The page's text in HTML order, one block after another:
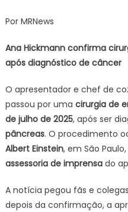
Hickmann
cirurgia
às
em
Edu
Guedes
após
diagnóstico
de
câncer
Por MRNews
Ana Hickmann confirma
após diagnóstico de câncer
O apresentador e chef de
passou por uma cirurgia de
de julho de 2025, após ser
pâncreas. O procedimento
Albert Einstein, em São
assessoria de imprensado
A notícia pegou fãs e
depois da confirmação, a